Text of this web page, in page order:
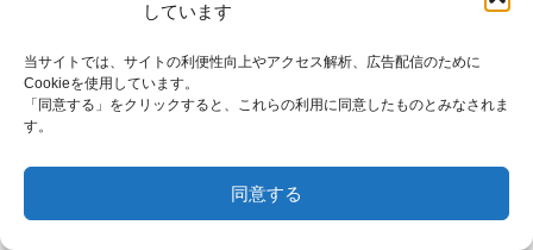
しています
当サイトでは、サイトの利便性向上やアクセス解析、広告配信のために
Cookieを使用しています。
「同意する」をクリックすると、これらの利用に同意したものとみなされま
す。
同意する
2025年12月21日時点。国立公園公式サイトより。
2026年1月1日から、
上げされます。（Nonresident Fees）